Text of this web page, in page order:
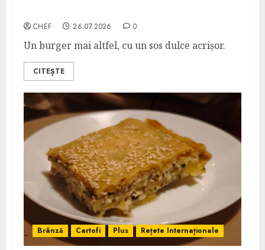
CHEF 26.07.2026 0
Un burger mai altfel, cu un sos dulce acrișor.
CITEȘTE
Brânză Cartofi Plus Rețete Internaționale